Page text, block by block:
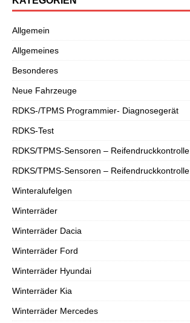
Allgemein
Allgemeines
Besonderes
Neue Fahrzeuge
RDKS-/TPMS Programmier- Diagnosegerät
RDKS-Test
RDKS/TPMS-Sensoren – Reifendruckkontrolle
RDKS/TPMS-Sensoren – Reifendruckkontrolle
Winteralufelgen
Winterräder
Winterräder Dacia
Winterräder Ford
Winterräder Hyundai
Winterräder Kia
Winterräder Mercedes